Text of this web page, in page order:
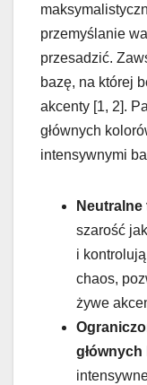
przemyślanie
przesadzić.
bazę, na której
akcenty [1, 2].
głównych
intensywnymi
Neutralne
szarość
i
chaos,
żywe